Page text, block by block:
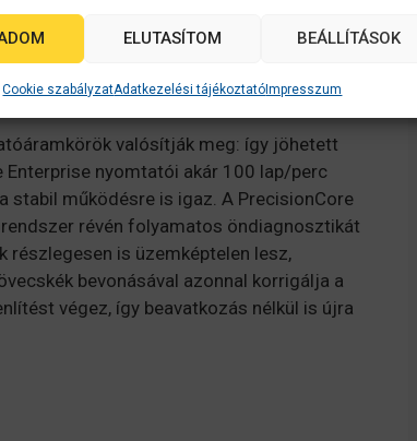
ELUTASÍTOM BEÁLLÍTÁSOK
Cookie szabályzatAdatkezelési tájékoztatóImpresszum
valósítják meg: így jöhetett
nyomtatói akár 100 lap/perc
stabil működésre is igaz. A PrecisionCore
révén folyamatos öndiagnosztikát
részlegesen is üzemképtelen lesz,
bevonásával azonnal korrigálja a
végez, így beavatkozás nélkül is újra